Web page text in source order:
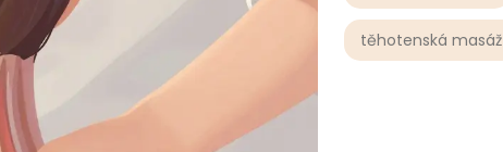
těhotenská masáž